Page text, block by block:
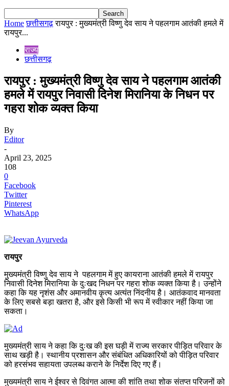
Home छत्तीसगढ़ रायपुर : मुख्यमंत्री विष्णु देव साय ने पहलगाम आतंकी हमले में
रायपुर...
राज्य
छत्तीसगढ़
रायपुर : मुख्यमंत्री विष्णु देव साय ने पहलगाम आतंकी
हमले में रायपुर निवासी दिनेश मिरानिया के निधन पर
गहरा शोक व्यक्त किया
By
Editor
-
April 23, 2025
108
0
Facebook
Twitter
Pinterest
WhatsApp
रायपुर
मुख्यमंत्री विष्णु देव साय ने पहलगाम में हुए कायराना आतंकी हमले में रायपुर
निवासी दिनेश मिरानिया के दुःखद निधन पर गहरा शोक व्यक्त किया है। उन्होंने
कहा कि यह नृशंस और अमानवीय कृत्य अत्यंत निंदनीय है। आतंकवाद मानवता
के लिए सबसे बड़ा खतरा है, और इसे किसी भी रूप में स्वीकार नहीं किया जा
सकता।
मुख्यमंत्री साय ने कहा कि दुःख की इस घड़ी में राज्य सरकार पीड़ित परिवार के
साथ खड़ी है। स्थानीय प्रशासन और संबंधित अधिकारियों को पीड़ित परिवार
को हरसंभव सहायता उपलब्ध कराने के निर्देश दिए गए हैं।
मुख्यमंत्री साय ने ईश्वर से दिवंगत आत्मा की शांति तथा शोक संतप्त परिजनों को